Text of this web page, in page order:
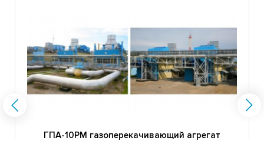
ГПА-10РМ газоперекачивающий агрегат